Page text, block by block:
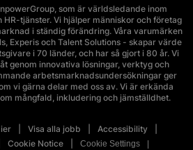
som är världsledande inom
tjänster. Vi hjälper människor och företag
i ständig förändring. Våra varumärken
Experis och Talent Solutions - skapar värde
i 70 länder, och har så gjort i 80 år. Vi
genom innovativa lösningar, verktyg och
arbetsmarknadsundersökningar ger
vi gärna delar med oss av. Vi är erkända
mångfald, inkludering och jämställdhet.
Visa alla jobb
Accessibility
Cookie Notice Cookie Settings